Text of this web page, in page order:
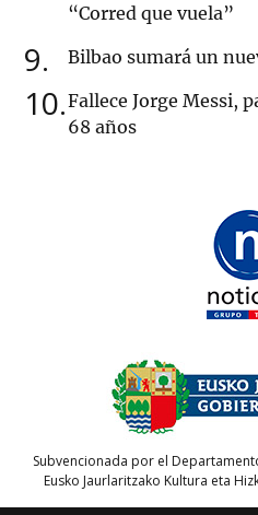
“Corred que vuela”
9 Bilbao sumará un
10 Fallece Jorge Messi,
68 años
Subvencionada por el
Eusko Jaurlaritzako Kultura eta